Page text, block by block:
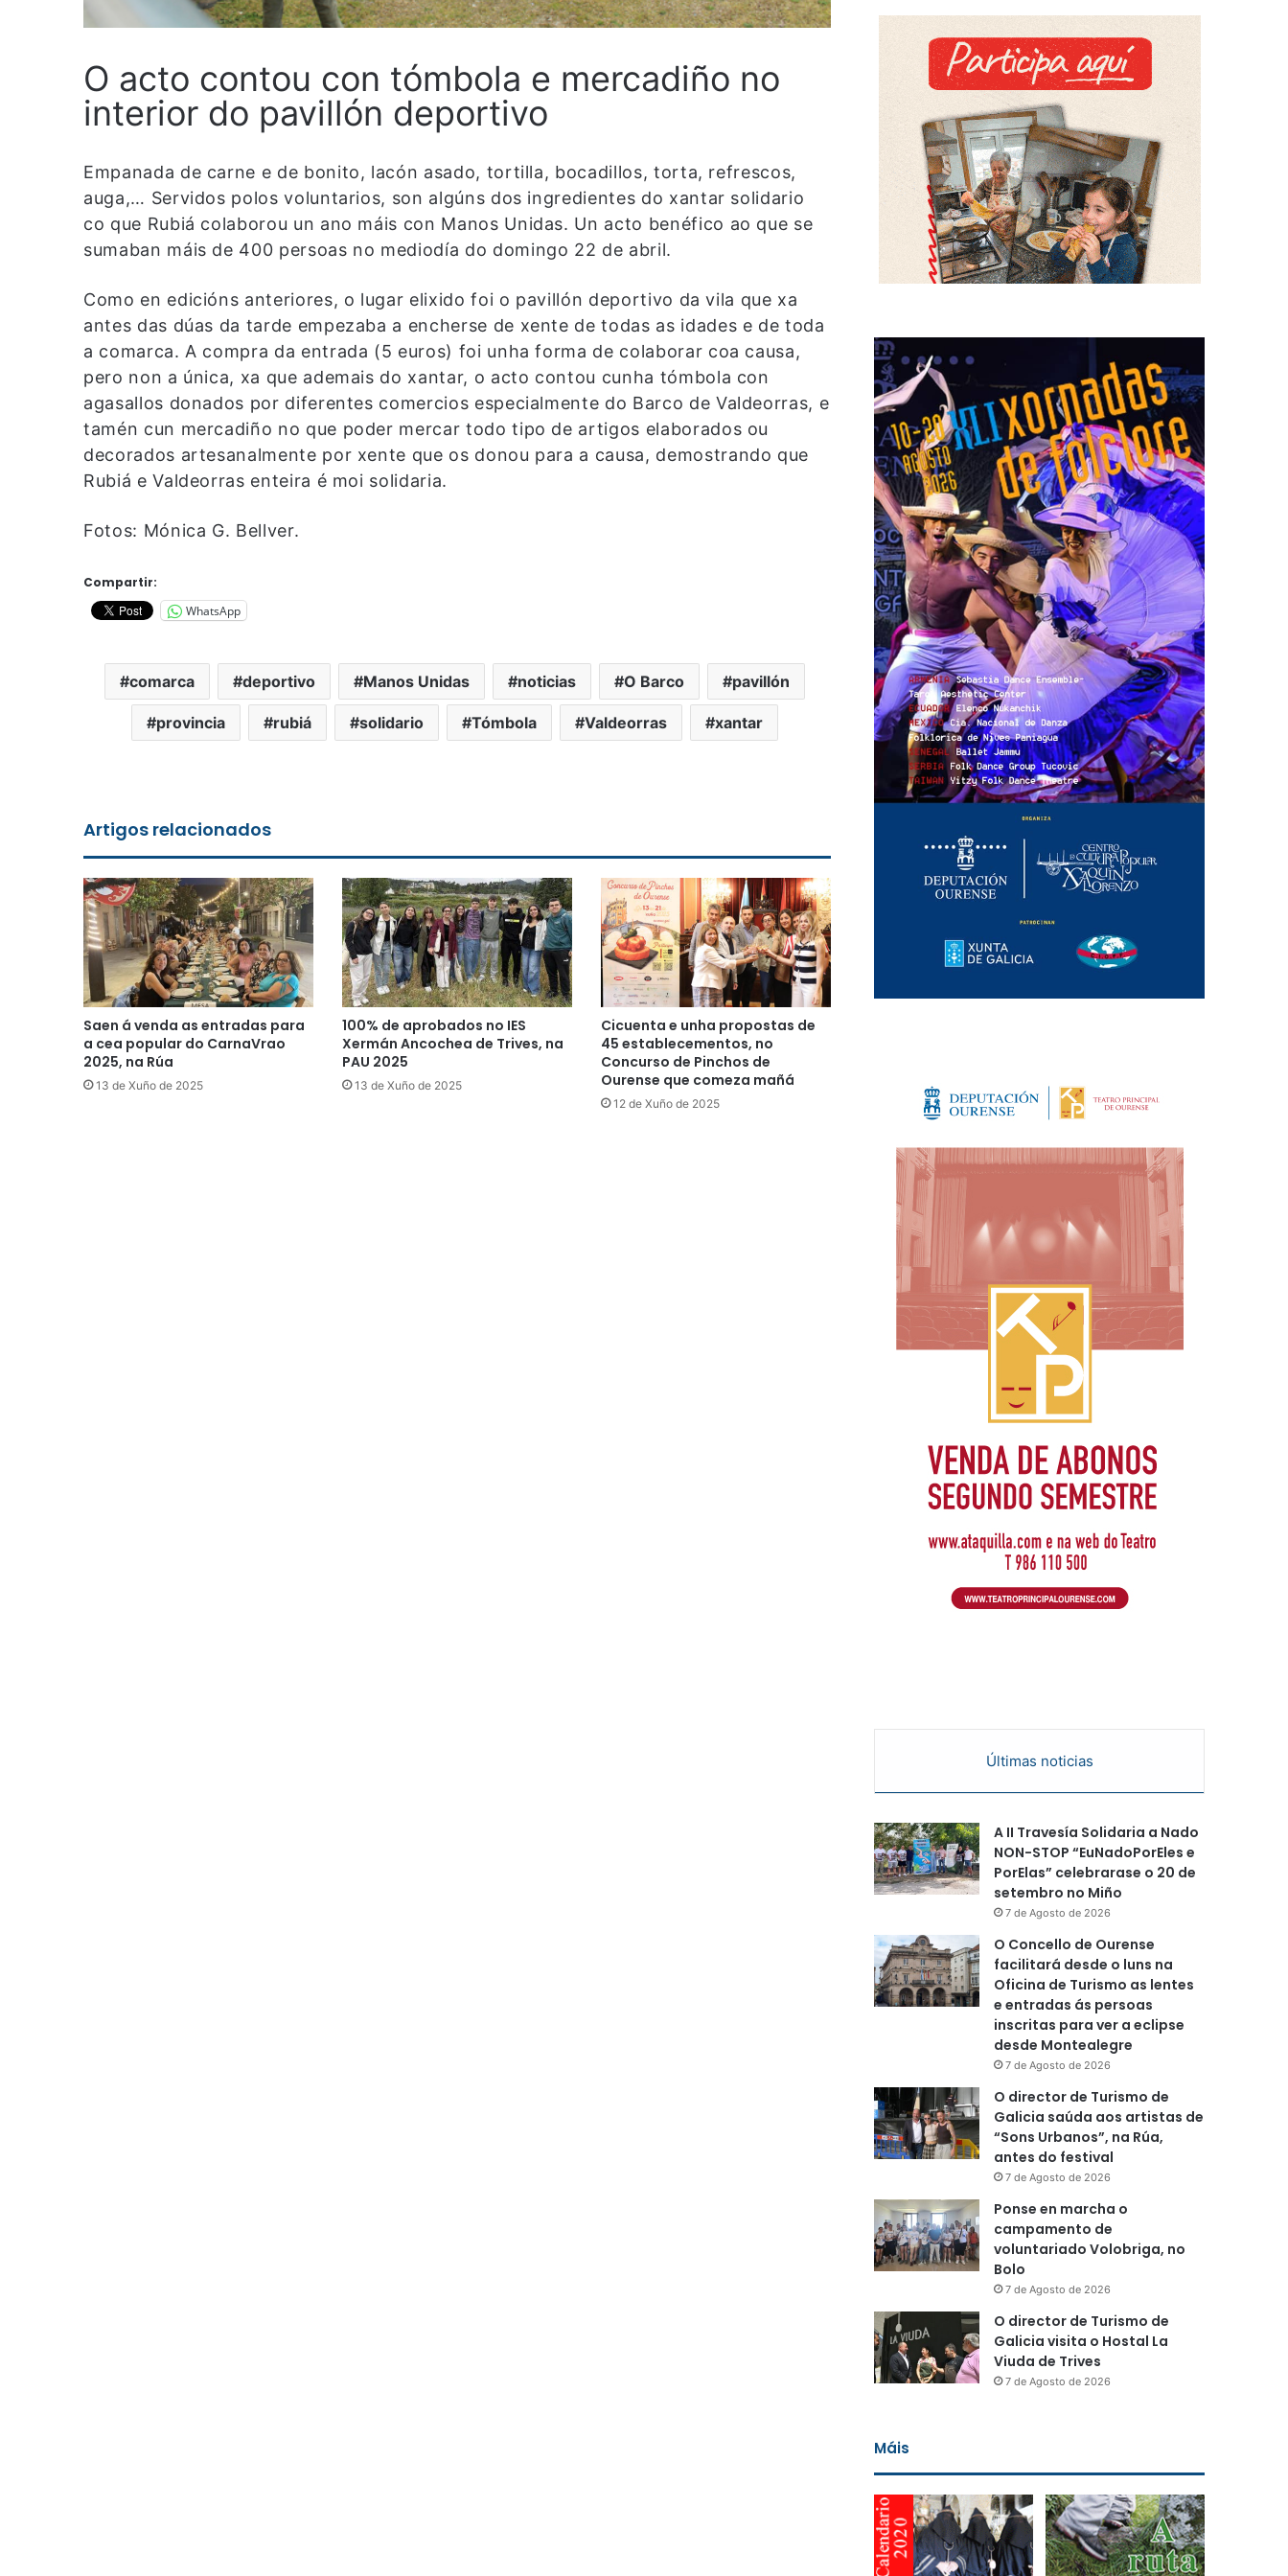
O acto contou con tómbola e mercadiño no
interior do pavillón deportivo
Empanada de carne e de bonito, lacón asado, tortilla, bocadillos, torta, refrescos,
auga,… Servidos polos voluntarios, son algúns dos ingredientes do xantar solidario
co que Rubiá colaborou un ano máis con Manos Unidas. Un acto benéfico ao que se
sumaban máis de 400 persoas no mediodía do domingo 22 de abril.
Como en edicións anteriores, o lugar elixido foi o pavillón deportivo da vila que xa
antes das dúas da tarde empezaba a encherse de xente de todas as idades e de toda
a comarca. A compra da entrada (5 euros) foi unha forma de colaborar coa causa,
pero non a única, xa que ademais do xantar, o acto contou cunha tómbola con
agasallos donados por diferentes comercios especialmente do Barco de Valdeorras, e
tamén cun mercadiño no que poder mercar todo tipo de artigos elaborados ou
decorados artesanalmente por xente que os donou para a causa, demostrando que
Rubiá e Valdeorras enteira é moi solidaria.
Fotos: Mónica G. Bellver.
Compartir:
WhatsApp
comarca deportivo Manos Unidas noticias O Barco pavillón
provincia rubiá solidario Tómbola Valdeorras xantar
Artigos relacionados
Saen á venda as entradas para
a cea popular do CarnaVrao
2025, na Rúa
13 de Xuño de 2025
100% de aprobados no IES
Xermán Ancochea de Trives, na
PAU 2025
13 de Xuño de 2025
Cicuenta e unha propostas de
45 establecementos, no
Concurso de Pinchos de
Ourense que comeza mañá
12 de Xuño de 2025
Últimas noticias
A II Travesía Solidaria a Nado
NON-STOP “EuNadoPorEles e
PorElas” celebrarase o 20 de
setembro no Miño
7 de Agosto de 2026
O Concello de Ourense
facilitará desde o luns na
Oficina de Turismo as lentes
e entradas ás persoas
inscritas para ver a eclipse
desde Montealegre
7 de Agosto de 2026
O director de Turismo de
Galicia saúda aos artistas de
“Sons Urbanos”, na Rúa,
antes do festival
7 de Agosto de 2026
Ponse en marcha o
campamento de
voluntariado Volobriga, no
Bolo
7 de Agosto de 2026
O director de Turismo de
Galicia visita o Hostal La
Viuda de Trives
7 de Agosto de 2026
Máis